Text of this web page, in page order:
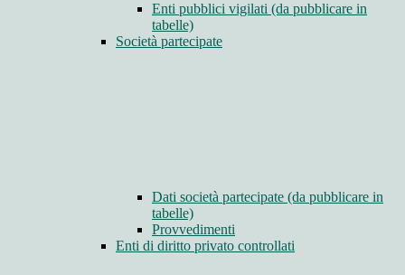
Enti pubblici vigilati (da pubblicare in
tabelle)
Società partecipate
Dati società partecipate (da pubblicare in
tabelle)
Provvedimenti
Enti di diritto privato controllati